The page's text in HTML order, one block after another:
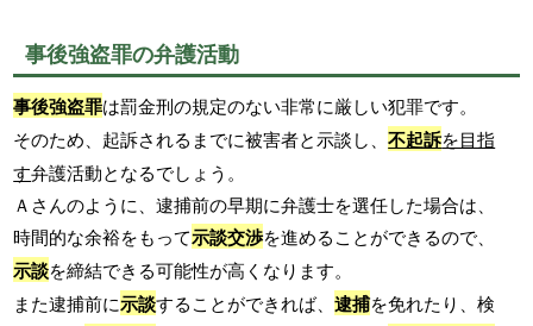
事後強盗罪の弁護活動
事後強盗罪は罰金刑の規定のない非常に厳しい犯罪です。
そのため、起訴されるまでに被害者と示談し、不起訴を目指
す弁護活動となるでしょう。
Ａさんのように、逮捕前の早期に弁護士を選任した場合は、
時間的な余裕をもって示談交渉を進めることができるので、
示談を締結できる可能性が高くなります。
また逮捕前に示談することができれば、逮捕を免れたり、検